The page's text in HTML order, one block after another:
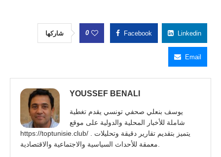
شاركها 0 Facebook Linkedin
Email
YOUSSEF BENALI
يوسف بنعلي صحفي تونسي يقدم تغطية
شاملة للأخبار المحلية والدولية على موقع
https://toptunisie.club/ . يتميز بتقديم تقارير دقيقة وتحليلات
معمقة للأحداث السياسية والاجتماعية والاقتصادية.